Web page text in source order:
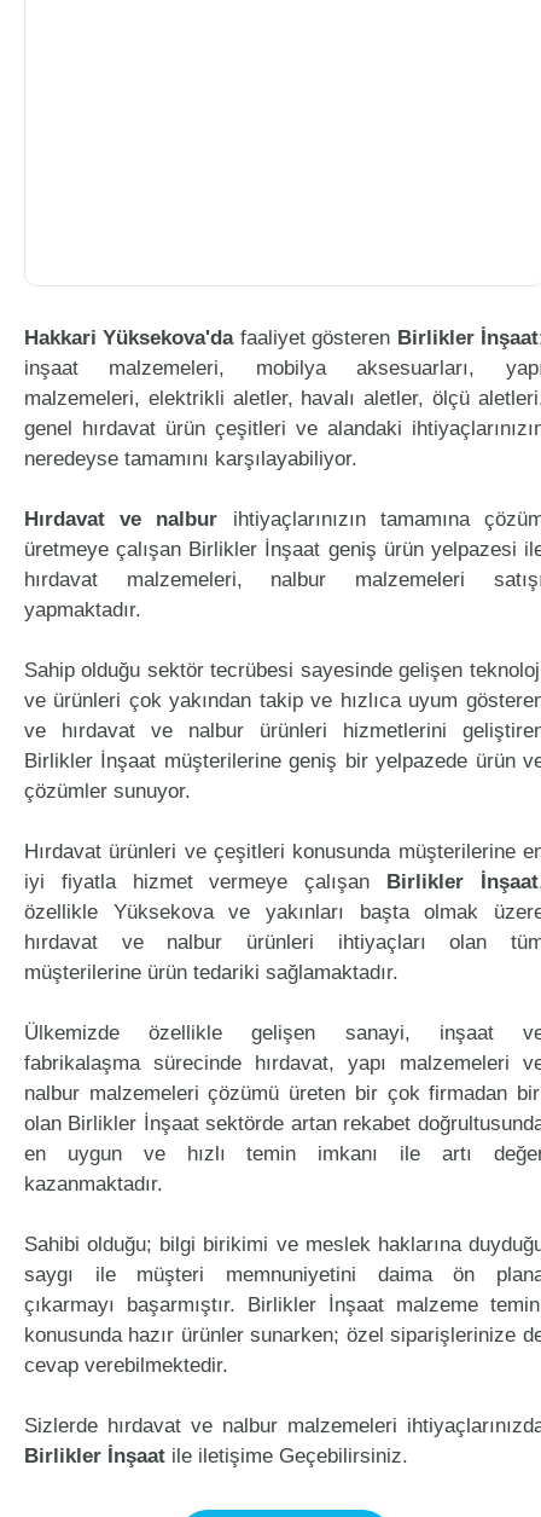
Hakkari Yüksekova'dafaaliyet gösteren Birlikler İnşaat
inşaat malzemeleri, mobilya aksesuarları,
malzemeleri, elektrikli aletler, havalı aletler, ölçü
genel hırdavat ürün çeşitleri ve alandaki
neredeyse tamamını karşılayabiliyor.
Hırdavat ve nalbur ihtiyaçlarınızın tamamına
üretmeye çalışan Birlikler İnşaat geniş ürün yelpazesi
hırdavat malzemeleri, nalbur malzemeleri
yapmaktadır.
Sahip olduğu sektör tecrübesi sayesinde gelişen
ve ürünleri çok yakından takip ve hızlıca uyum
ve hırdavat ve nalbur ürünleri hizmetlerini
Birlikler İnşaat müşterilerine geniş bir yelpazede ürün
çözümler sunuyor.
Hırdavat ürünleri ve çeşitleri konusunda müşterilerine
iyi fiyatla hizmet vermeye çalışan Birlikler İnşaat
özellikle Yüksekova ve yakınları başta olmak
hırdavat ve nalbur ürünleri ihtiyaçları olan
müşterilerine ürün tedariki sağlamaktadır.
Ülkemizde özellikle gelişen sanayi, inşaat
fabrikalaşma sürecinde hırdavat, yapı malzemeleri
nalbur malzemeleri çözümü üreten bir çok firmadan
olan Birlikler İnşaat sektörde artan rekabet
en uygun ve hızlı temin imkanı ile artı
kazanmaktadır.
Sahibi olduğu; bilgi birikimi ve meslek haklarına
saygı ile müşteri memnuniyetini daima ön
çıkarmayı başarmıştır. Birlikler İnşaat malzeme
konusunda hazır ürünler sunarken; özel siparişlerinize
cevap verebilmektedir.
Sizlerde hırdavat ve nalbur malzemeleri
Birlikler İnşaat ile iletişime Geçebilirsiniz.